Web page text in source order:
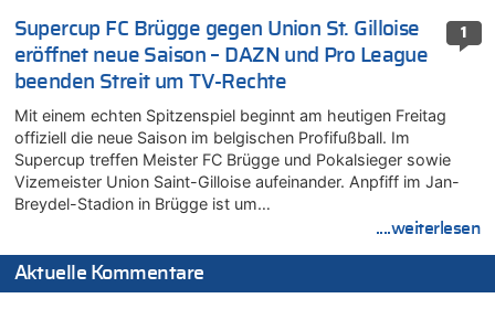
1
Supercup FC Brügge gegen Union St. Gilloise
eröffnet neue Saison – DAZN und Pro League
beenden Streit um TV-Rechte
Mit einem echten Spitzenspiel beginnt am heutigen Freitag
offiziell die neue Saison im belgischen Profifußball. Im
Supercup treffen Meister FC Brügge und Pokalsieger sowie
Vizemeister Union Saint-Gilloise aufeinander. Anpfiff im Jan-
Breydel-Stadion in Brügge ist um…
....weiterlesen
Aktuelle Kommentare